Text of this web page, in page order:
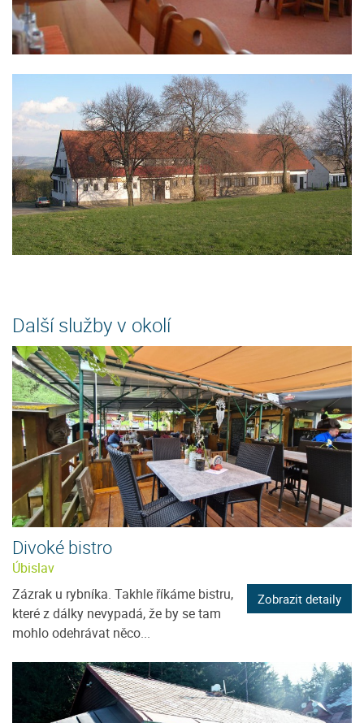
Další služby v okolí
Divoké bistro
Úbislav
Zázrak u rybníka. Takhle říkáme bistru,
které z dálky nevypadá, že by se tam
mohlo odehrávat něco...
Zobrazit detaily